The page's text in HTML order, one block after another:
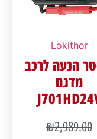
Lokithor
הנעה לרכב
מדגם
₪2,989.00